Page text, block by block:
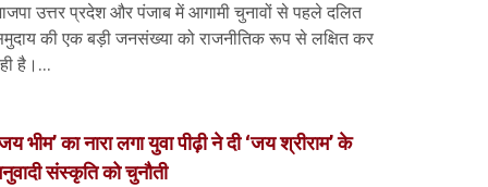
उत्तर प्रदेश और पंजाब में आगामी चुनावों से पहले दलित
की एक बड़ी जनसंख्या को राजनीतिक रूप से लक्षित कर
है।...
भीम’ का नारा लगा युवा पीढ़ी ने दी ‘जय श्रीराम’ के
संस्कृति को चुनौती